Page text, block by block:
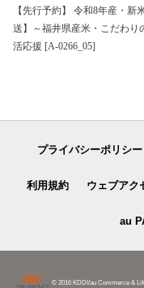
【先行予約】 令和8年産・新
送】～福井県産米・こだわり
活応援 [A-0266_05]
プライバシーポリシー
利用規約 ウェブアク
au
© 2016 KDDI/au Commerce &